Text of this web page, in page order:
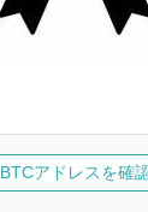
BTCアドレスを確